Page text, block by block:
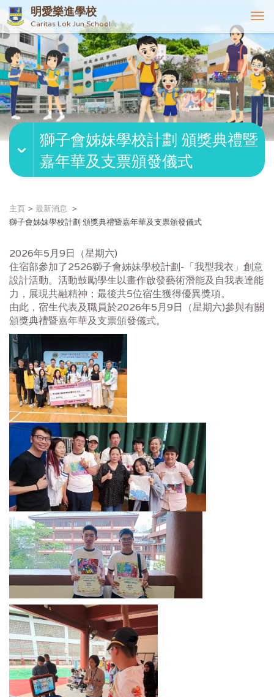
明愛樂進學校
Caritas Lok Jun School
T
o
g
g
l
e
n
v
i
獅子會姊妹學校計劃 頒獎典禮暨
嘉年華及支票頒發儀式
主頁
最新消息
獅子會姊妹學校計劃 頒獎典禮暨嘉年華及支票頒發儀式
2026年5月9日（星期六)
住宿部參加了2526獅子會姊妹學校計劃-「我型我衣」創意
設計活動。活動鼓勵學生以畫作啟發藝術潛能及自我表達能
力，展現共融精神；最後共5位宿生獲得優異獎項。
由此，宿生代表及職員於2026年5月9日（星期六)參與有關
頒獎典禮暨嘉年華及支票頒發儀式。